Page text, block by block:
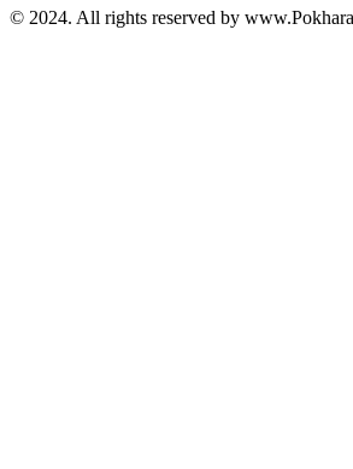
© 2024. All rights reserved by